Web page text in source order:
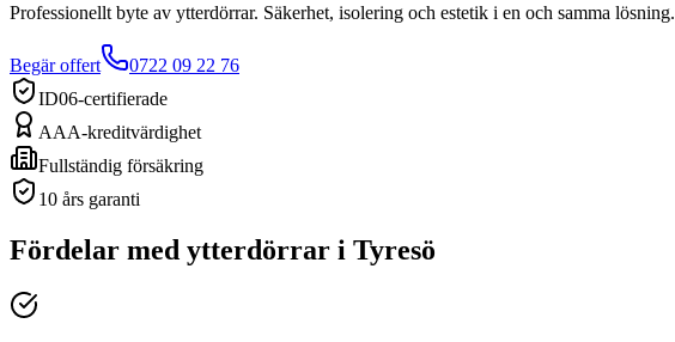
Professionellt byte av ytterdörrar. Säkerhet, isolering och estetik i en och samma lösning.
Begär offert
0722 09 22 76
ID06-certifierade
AAA-kreditvärdighet
Fullständig försäkring
10 års garanti
Fördelar med ytterdörrar i Tyresö